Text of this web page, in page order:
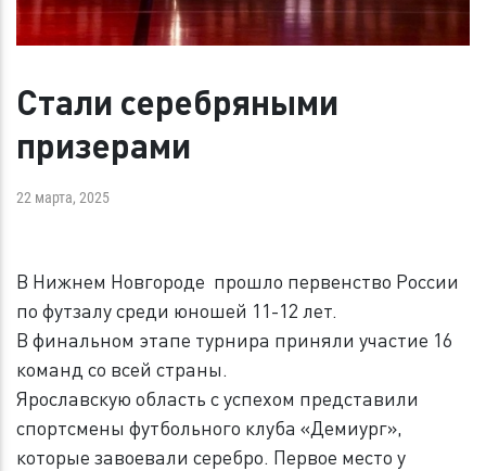
Стали серебряными
призерами
22 марта, 2025
В Нижнем Новгороде прошло первенство России
по футзалу среди юношей 11-12 лет.
В финальном этапе турнира приняли участие 16
команд со всей страны.
Ярославскую область с успехом представили
спортсмены футбольного клуба «Демиург»,
которые завоевали серебро. Первое место у